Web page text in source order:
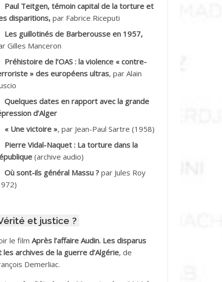
Ramdane *
Baghdad*
Boualem*
Rachid
Omar
Vve AIT SAADA
Mohamed Akli
Paul Teitgen, témoin capital de la torture et
disparitions, par Fabrice Riceputi
Les guillotinés de Barberousse en 1957,
Gilles Manceron
Préhistoire de l’OAS : la violence « contre-
» des européens ultras, par Alain
Quelques dates en rapport avec la grande
d’Alger
« Une victoire », par Jean-Paul Sartre (1958)
Pierre Vidal-Naquet : La torture dans la
(archive audio)
Où sont-ils général Massu ? par Jules Roy
et justice ?
le film Après l’affaire Audin. Les disparus
les archives de la guerre d’Algérie, de
Demerliac.